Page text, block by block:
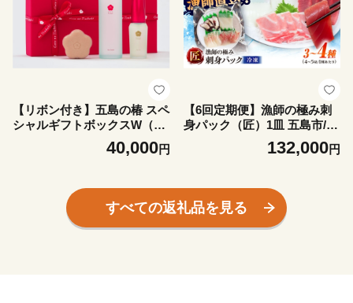
【リボン付き】五島の椿 スペ
シャルギフトボックスW（3
点セット）五島市/五島の椿
40,000円
【6回定期便】漁師の極み刺
身パック（匠）1皿 五島市/S
un Sea Go Company 魚 おま
かせ お任せ 鮮魚 五島列島 [P
132,000円
すべての返礼品を見る